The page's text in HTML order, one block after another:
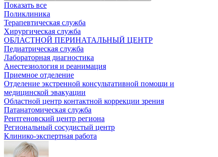
Показать все
Поликлиника
Терапевтическая служба
Хирургическая служба
ОБЛАСТНОЙ ПЕРИНАТАЛЬНЫЙ ЦЕНТР
Педиатрическая служба
Лабораторная диагностика
Анестезиология и реанимация
Приемное отделение
Отделение экстренной консультативной помощи и
медицинской эвакуации
Областной центр контактной коррекции зрения
Патанатомическая служба
Рентгеновский центр региона
Региональный сосудистый центр
Клинико-экспертная работа